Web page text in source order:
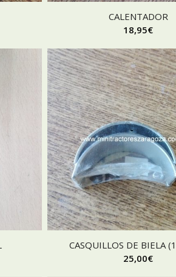
CALENTADOR
18,95€
CASQUILLOS DE BIELA
25,00€